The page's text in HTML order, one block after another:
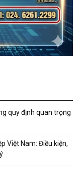
quy định quan trọng
Việt Nam: Điều kiện,